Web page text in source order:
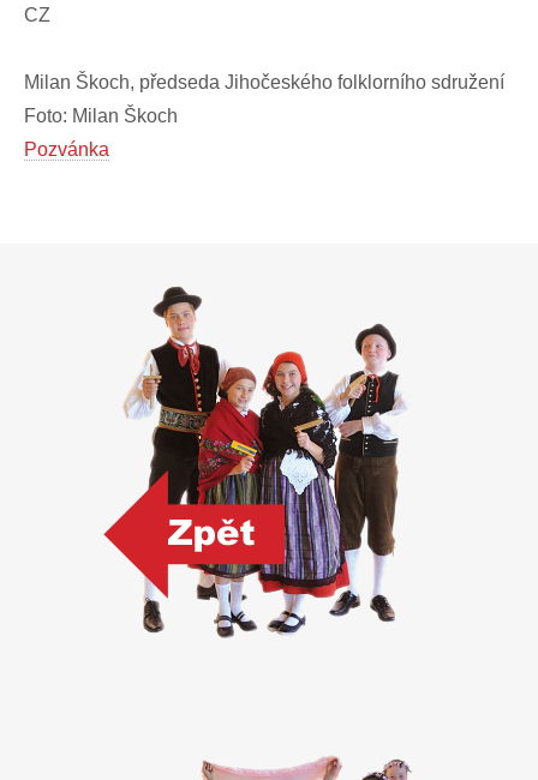
CZ
Milan Škoch, předseda Jihočeského folklorního sdružení
Foto: Milan Škoch
Pozvánka